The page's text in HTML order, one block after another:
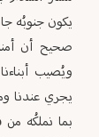
يكون جنوبُه
صحيح أن
ويُصيب
يجري عندنا
بما نملكُه من